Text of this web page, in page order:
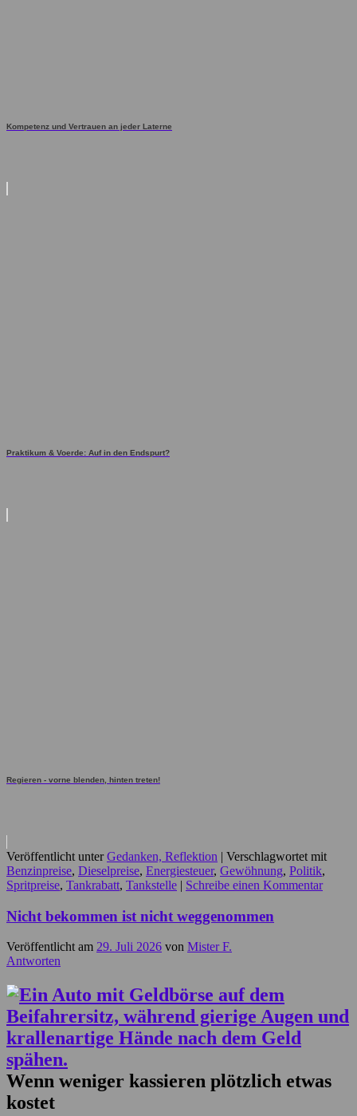
Kompetenz und Vertrauen an jeder Laterne
Praktikum & Voerde: Auf in den Endspurt?
Regieren - vorne blenden, hinten treten!
Veröffentlicht unter Gedanken, Reflektion | Verschlagwortet mit
Benzinpreise, Dieselpreise, Energiesteuer, Gewöhnung, Politik,
Spritpreise, Tankrabatt, Tankstelle | Schreibe einen Kommentar
Nicht bekommen ist nicht weggenommen
Veröffentlicht am 29. Juli 2026 von Mister F.
Antworten
Wenn weniger kassieren plötzlich etwas
kostet